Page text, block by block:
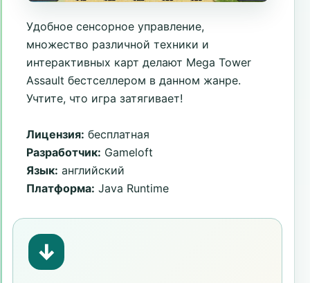
Удобное сенсорное управление,
множество различной техники и
интерактивных карт делают Mega Tower
Assault бестселлером в данном жанре.
Учтите, что игра затягивает!
Лицензия: бесплатная
Разработчик: Gameloft
Язык: английский
Платформа: Java Runtime
↓